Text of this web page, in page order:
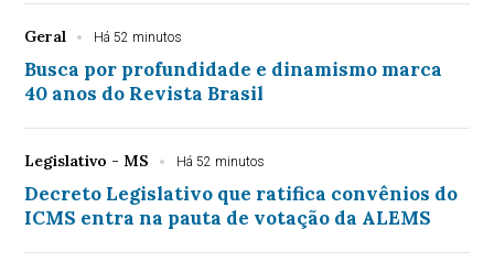
Geral Há 52 minutos
Busca por profundidade e dinamismo marca
40 anos do Revista Brasil
Legislativo - MS Há 52 minutos
Decreto Legislativo que ratifica convênios do
ICMS entra na pauta de votação da ALEMS